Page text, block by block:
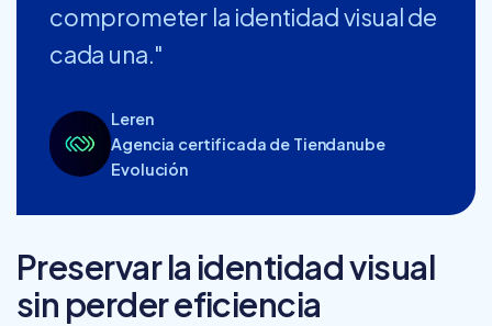
comprometer la identidad visual de
cada una."
Leren
Agencia certificada de Tiendanube
Evolución
Preservar la identidad visual
sin perder eficiencia